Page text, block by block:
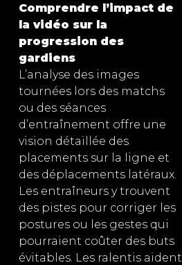
Comprendre l’impact de
la vidéo sur la
progression des
gardiens
L’analyse des images
tournées lors des matchs
ou des séances
d’entraînement offre une
vision détaillée des
placements sur la ligne et
des déplacements latéraux.
Les entraîneurs y trouvent
des pistes pour corriger les
postures ou les gestes qui
pourraient coûter des buts
évitables. Les ralentis aident